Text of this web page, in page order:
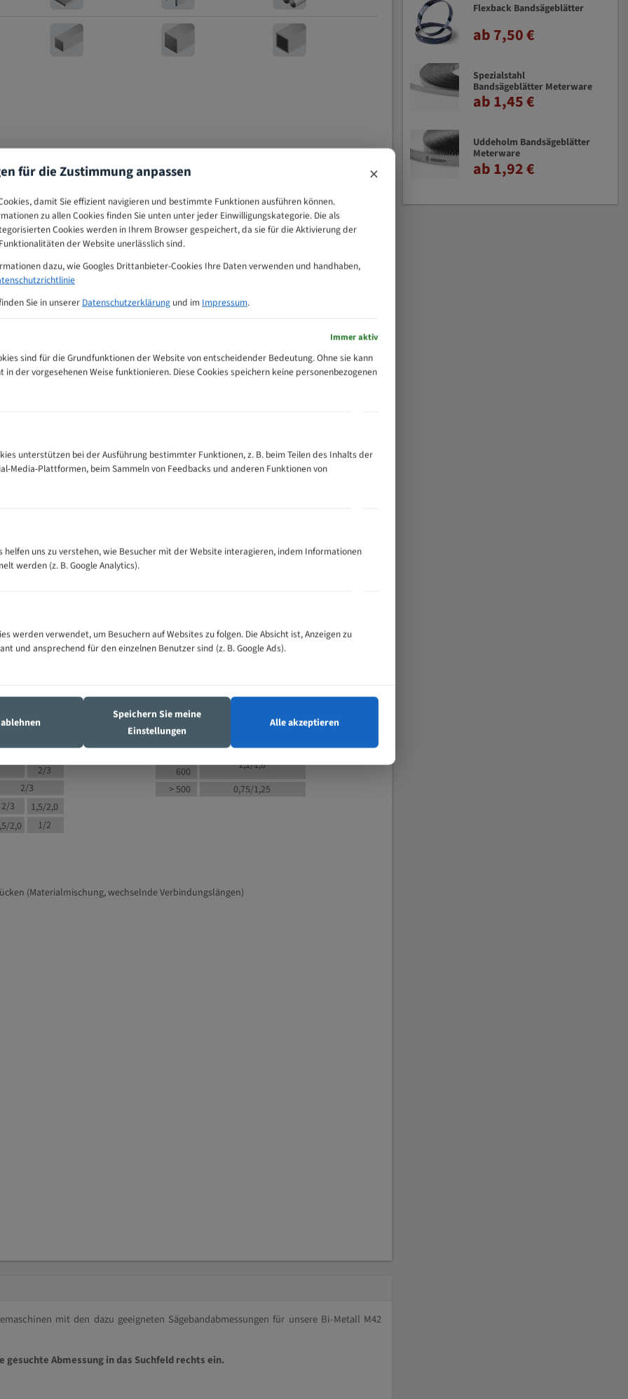
Zahnempfehlungs-Tabelle
300
500
4/6
4/6
4/5
4/5
2/3
2/3
2/3
1,5/2,0
2,0 1/2
M (mm)
Zähne pro
Zoll (ZpZ))
35 - 70
5/8
130 -
350
150 -
600
1,1/1,6
> 500
0,75/1,25
(Materialmischung, wechselnde Verbindungslängen)
mit den dazu geeigneten Sägebandabmessungen für unsere Bi-Metall M42
Abmessung in das Suchfeld rechts ein.
Flexback Bandsägeblätter
ab 7,50 €
Spezialstahl
Bandsägeblätter Meterware
ab 1,45 €
Uddeholm Bandsägeblätter
Meterware
ab 1,92 €
für die Zustimmung anpassen ×
damit Sie effizient navigieren und bestimmte Funktionen ausführen können.
zu allen Cookies finden Sie unten unter jeder Einwilligungskategorie. Die als
Cookies werden in Ihrem Browser gespeichert, da sie für die Aktivierung der
der Website unerlässlich sind.
dazu, wie Googles Drittanbieter-Cookies Ihre Daten verwenden und handhaben,
Sie in unserer Datenschutzerklärung und im Impressum.
Immer aktiv
sind für die Grundfunktionen der Website von entscheidender Bedeutung. Ohne sie kann
in der vorgesehenen Weise funktionieren. Diese Cookies speichern keine personenbezogenen
unterstützen bei der Ausführung bestimmter Funktionen, z. B. beim Teilen des Inhalts der
Media-Plattformen, beim Sammeln von Feedbacks und anderen Funktionen von
helfen uns zu verstehen, wie Besucher mit der Website interagieren, indem Informationen
werden (z. B. Google Analytics).
werden verwendet, um Besuchern auf Websites zu folgen. Die Absicht ist, Anzeigen zu
und ansprechend für den einzelnen Benutzer sind (z. B. Google Ads).
Speichern Sie meine
Einstellungen
Alle akzeptieren